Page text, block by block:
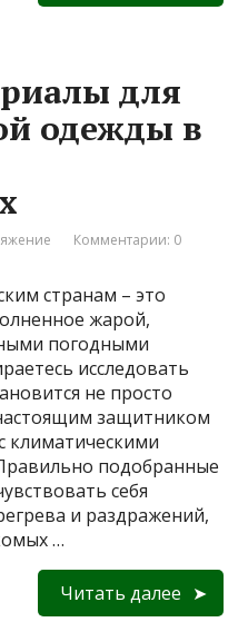
для
одежды в
Комментарии: 0
странам – это
жарой,
погодными
исследовать
не просто
защитником
подобранные
себя
и раздражений,
…
Читать далее